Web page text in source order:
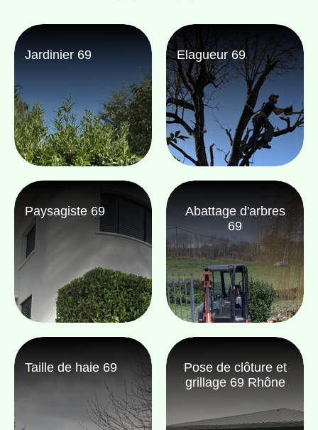
Jardinier 69 Elagueur 69
Paysagiste 69
Abattage d'arbres
69
Taille de haie 69
Pose de clôture et
grillage 69 Rhône